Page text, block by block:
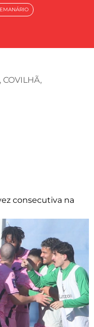
, COVILHÃ,
consecutiva na